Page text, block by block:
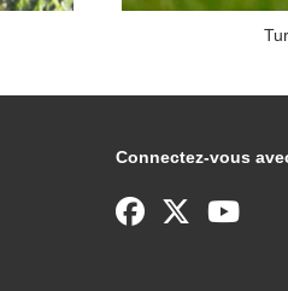
Connectez-vous